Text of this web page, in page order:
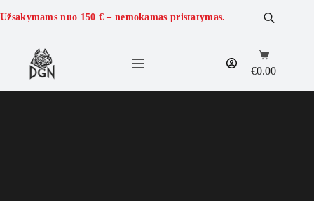
Užsakymams nuo 150 € – nemokamas pristatymas.
€0.00